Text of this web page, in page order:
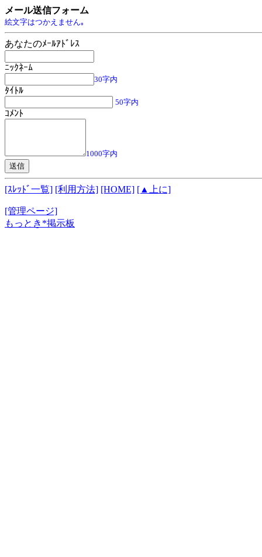
メール送信フォーム
絵文字はつかえません｡
あなたのﾒｰﾙｱﾄﾞﾚｽ
ﾆｯｸﾈｰﾑ
30字内
ﾀｲﾄﾙ
50字内
ｺﾒﾝﾄ
1000字内
[ｽﾚｯﾄﾞ一覧] [利用方法] [HOME] [▲上に]
[管理ページ]
もっとき*掲示板